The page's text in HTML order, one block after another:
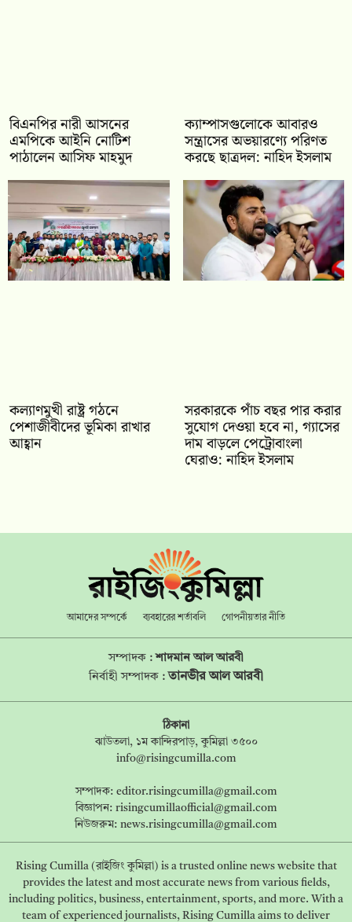
বিএনপির নারী আসনের
এমপিকে আইনি নোটিশ
পাঠালেন আসিফ মাহমুদ
ক্যাম্পাসগুলোকে আবারও
সন্ত্রাসের অভয়ারণ্যে পরিণত
করছে ছাত্রদল: নাহিদ ইসলাম
কল্যাণমুখী রাষ্ট্র গঠনে
পেশাজীবীদের ভূমিকা রাখার
আহ্বান
সরকারকে পাঁচ বছর পার করার
সুযোগ দেওয়া হবে না, গ্যাসের
দাম বাড়লে পেট্রোবাংলা
ঘেরাও: নাহিদ ইসলাম
আমাদের সম্পর্কে ব্যবহারের শর্তাবলি গোপনীয়তার নীতি
সম্পাদক :শাদমান আল আরবী
নির্বাহী সম্পাদক : তানভীর আল আরবী
ঠিকানা
ঝাউতলা, ১ম কান্দিরপাড়, কুমিল্লা ৩৫০০
info@risingcumilla.com
সম্পাদক: editor.risingcumilla@gmail.com
বিজ্ঞাপন: risingcumillaofficial@gmail.com
নিউজরুম: news.risingcumilla@gmail.com
Rising Cumilla (রাইজিং কুমিল্লা) is a trusted online news website that
provides the latest and most accurate news from various fields,
including politics, business, entertainment, sports, and more. With a
team of experienced journalists, Rising Cumilla aims to deliver